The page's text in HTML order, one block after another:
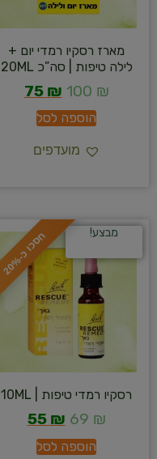
מארז רסקיו רמדי יום +
לילה טיפות | סה”כ 20ML
100 ₪
75 ₪
הוספה לסל
מועדפים
ח
ס
כ
ו
כ
-
2
0
% מבצע!
רסקיו רמדי טיפות | 10ML
69 ₪
55 ₪
הוספה לסל